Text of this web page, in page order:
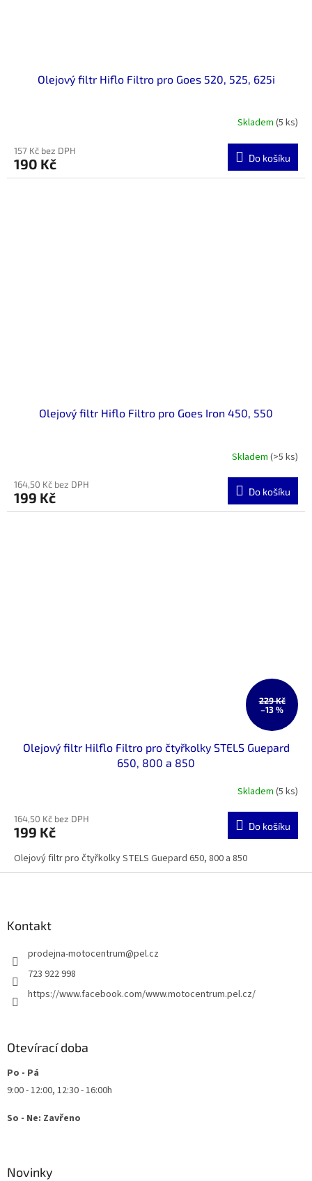
Olejový filtr Hiflo Filtro pro Goes 520, 525, 625i
Skladem (5 ks)
157 Kč bez DPH
190 Kč Do košíku
Olejový filtr Hiflo Filtro pro Goes Iron 450, 550
Skladem (>5 ks)
164,50 Kč bez DPH
199 Kč Do košíku
229 Kč
–13 %
Olejový filtr Hilflo Filtro pro čtyřkolky STELS Guepard
650, 800 a 850
Skladem (5 ks)
164,50 Kč bez DPH
199 Kč Do košíku
Olejový filtr pro čtyřkolky STELS Guepard 650, 800 a 850
Kontakt
prodejna-motocentrum@pel.cz
723 922 998
https://www.facebook.com/www.motocentrum.pel.cz/
Otevírací doba
Po - Pá
9:00 - 12:00, 12:30 - 16:00h
So - Ne: Zavřeno
Novinky